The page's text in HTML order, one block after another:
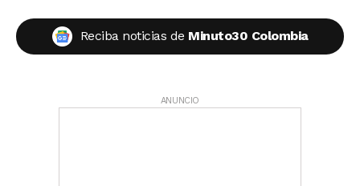
Reciba noticias de Minuto30 Colombia
ANUNCIO